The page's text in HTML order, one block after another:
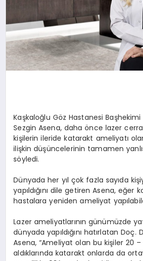
Kaşkaloğlu Göz Hastanesi
Sezgin Asena, daha önce lazer
kişilerin ileride katarakt ameliyatı
ilişkin düşüncelerinin tamamen
söyledi.
Dünyada her yıl çok fazla sayıda
yapıldığını dile getiren Asena, eğer
hastalara yeniden ameliyat
Lazer ameliyatlarının günümüzde
dünyada yapıldığını hatırlatan Doç.
Asena, “Ameliyat olan bu kişiler 20 –
aldıklarında katarakt onlarda da